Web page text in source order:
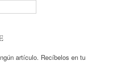
artículo. Recíbelos en tu